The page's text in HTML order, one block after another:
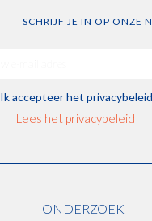
SCHRIJF JE IN OP ONZE
Ik accepteer het privacybeleid
Lees het privacybeleid
ONDERZOEK